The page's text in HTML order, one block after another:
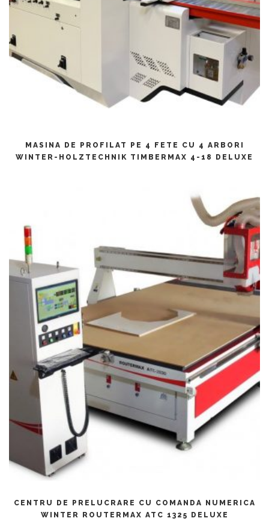
MASINA DE PROFILAT PE 4 FETE CU 4 ARBORI
WINTER-HOLZTECHNIK TIMBERMAX 4-18 DELUXE
CENTRU DE PRELUCRARE CU COMANDA NUMERICA
WINTER ROUTERMAX ATC 1325 DELUXE